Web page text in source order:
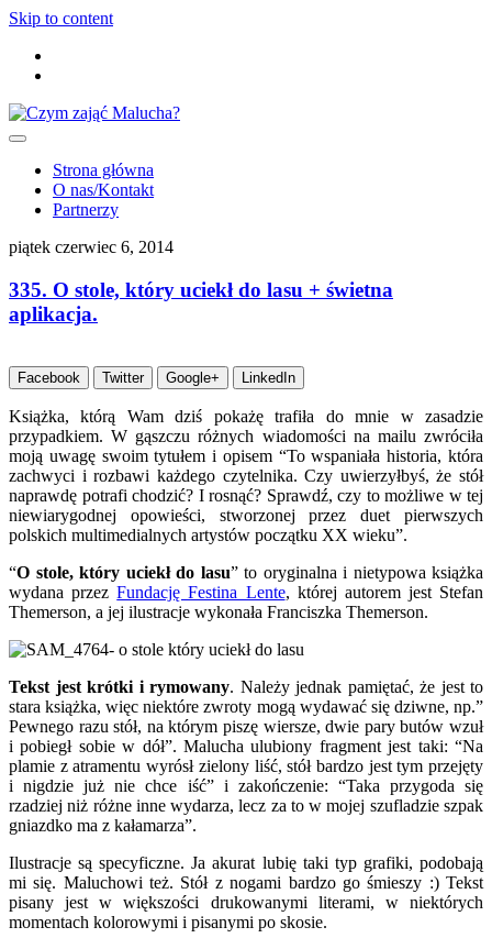
Skip to content
Strona główna
O nas/Kontakt
Partnerzy
piątek czerwiec 6, 2014
335. O stole, który uciekł do lasu + świetna
aplikacja.
Facebook Twitter Google+ LinkedIn
Książka, którą Wam dziś pokażę trafiła do mnie w zasadzie
przypadkiem. W gąszczu różnych wiadomości na mailu zwróciła
moją uwagę swoim tytułem i opisem “To wspaniała historia, która
zachwyci i rozbawi każdego czytelnika. Czy uwierzyłbyś, że stół
naprawdę potrafi chodzić? I rosnąć? Sprawdź, czy to możliwe w tej
niewiarygodnej opowieści, stworzonej przez duet pierwszych
polskich multimedialnych artystów początku XX wieku”.
“O stole, który uciekł do lasu” to oryginalna i nietypowa książka
wydana przezFundację Festina Lente, której autorem jest Stefan
Themerson, a jej ilustracje wykonała Franciszka Themerson.
Tekst jest krótki i rymowany. Należy jednak pamiętać, że jest to
stara książka, więc niektóre zwroty mogą wydawać się dziwne, np.”
Pewnego razu stół, na którym piszę wiersze, dwie pary butów wzuł
i pobiegł sobie w dół”. Malucha ulubiony fragment jest taki: “Na
plamie z atramentu wyrósł zielony liść, stół bardzo jest tym przejęty
i nigdzie już nie chce iść” i zakończenie: “Taka przygoda się
rzadziej niż różne inne wydarza, lecz za to w mojej szufladzie szpak
gniazdko ma z kałamarza”.
Ilustracje są specyficzne. Ja akurat lubię taki typ grafiki, podobają
mi się. Maluchowi też. Stół z nogami bardzo go śmieszy :) Tekst
pisany jest w większości drukowanymi literami, w niektórych
momentach kolorowymi i pisanymi po skosie.